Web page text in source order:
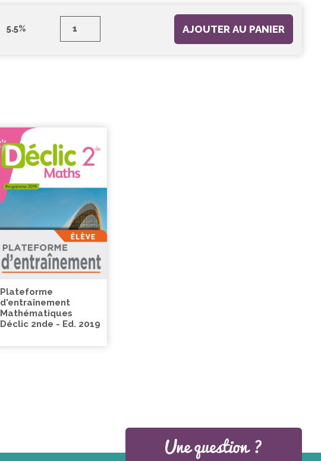
5.5% AJOUTER AU PANIER
Plateforme
d'entraînement
Mathématiques
Déclic 2nde - Ed. 2019